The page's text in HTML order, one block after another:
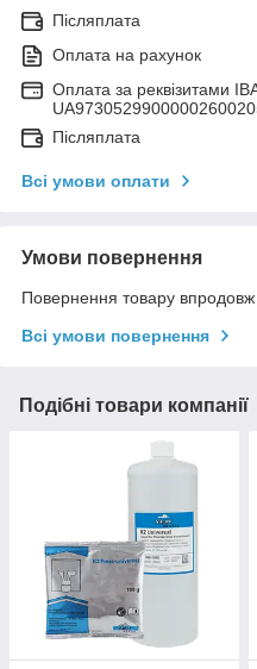
Післяплата
Оплата на рахунок
Оплата за реквізитами
Післяплата
Всі умови оплати
Умови повернення
Повернення товару впродовж
Всі умови повернення
Подібні товари компанії